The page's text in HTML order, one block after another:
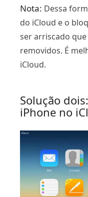
Nota: Dessa
do iCloud e o
ser arriscado
removidos. É
iCloud.
Solução
iPhone no